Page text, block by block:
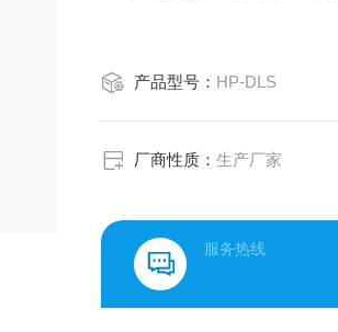
产品型号： HP-DLS
厂商性质：生产厂家
服务热线